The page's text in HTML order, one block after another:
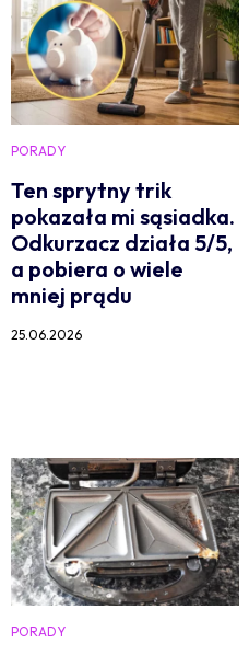
PORADY
Ten sprytny trik
pokazała mi sąsiadka.
Odkurzacz działa 5/5,
a pobiera o wiele
mniej prądu
25.06.2026
PORADY